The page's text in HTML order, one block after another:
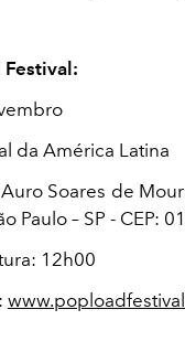
Festival:
da América Latina
Auro Soares de
Paulo – SP - CEP:
12h00